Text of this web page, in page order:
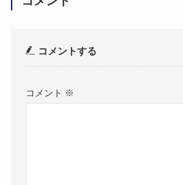
コメントする
コメント ※